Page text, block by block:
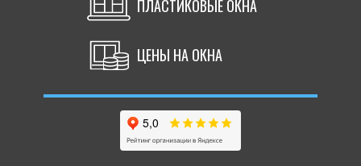
ПЛАСТИКОВЫЕ ОКНА
ЦЕНЫ НА ОКНА